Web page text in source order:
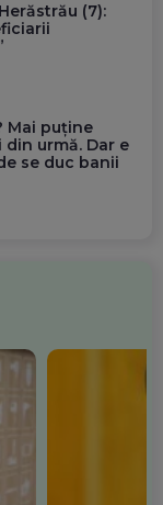
(7):
Mai puține
urmă. Dar e
se duc banii